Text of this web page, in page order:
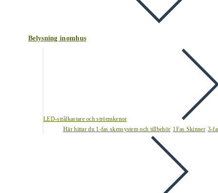
Belysning inomhus
LED-strålkastare och strömskenor
Här hittar du 1-fas skensystem och tillbehör 1Fas Skinner 3-